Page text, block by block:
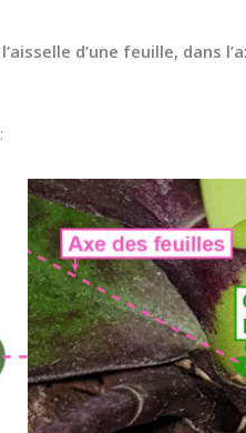
d’une feuille, dans